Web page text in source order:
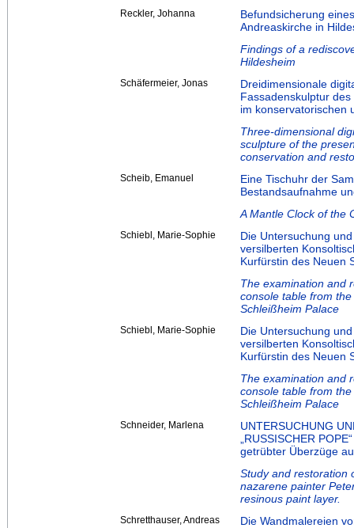
Reckler, Johanna
Befundsicherung
Andreaskirche in
Findings of a
Hildesheim
Schäfermeier, Jonas
Dreidimensionale
Fassadenskulptur
im konservatorischen
Three-dimensional
sculpture of the
conservation and
Scheib, Emanuel
Eine Tischuhr der
Bestandsaufnahme
A Mantle Clock of the
Schiebl, Marie-Sophie
Die Untersuchung
versilberten
Kurfürstin des Neuen
The examination and
console table from
Schleißheim Palace
Schiebl, Marie-Sophie
Die Untersuchung
versilberten
Kurfürstin des Neuen
The examination and
console table from
Schleißheim Palace
Schneider, Marlena
UNTERSUCHUNG
„RUSSISCHER
getrübter Überzüge
Study and restoration
nazarene painter
resinous paint layer.
Schretthauser, Andreas
Die Wandmalereien